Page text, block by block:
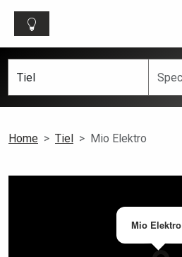
Home Tiel Mio Elektro
Mio Elektro